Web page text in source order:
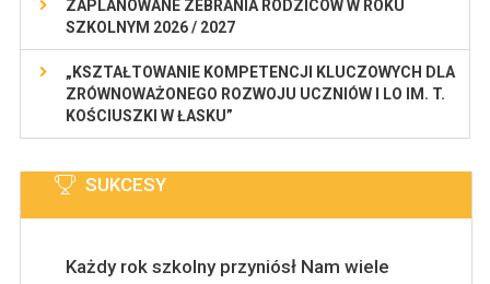
ZAPLANOWANE ZEBRANIA RODZICÓW W ROKU
SZKOLNYM 2026 / 2027
„KSZTAŁTOWANIE KOMPETENCJI KLUCZOWYCH DLA
ZRÓWNOWAŻONEGO ROZWOJU UCZNIÓW I LO IM. T.
KOŚCIUSZKI W ŁASKU”
SUKCESY
Każdy rok szkolny przyniósł Nam wiele